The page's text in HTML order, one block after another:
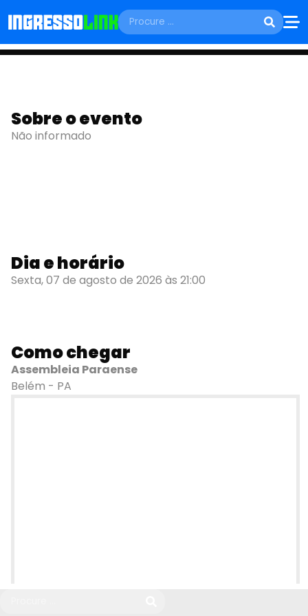
ENCERRAMENTO DA
TURNÊ HUMBERTO
Sobre o evento
Não informado
Dia e horário
Sexta, 07 de agosto de 2026 às 21:00
Como chegar
Assembleia Paraense
Belém - PA